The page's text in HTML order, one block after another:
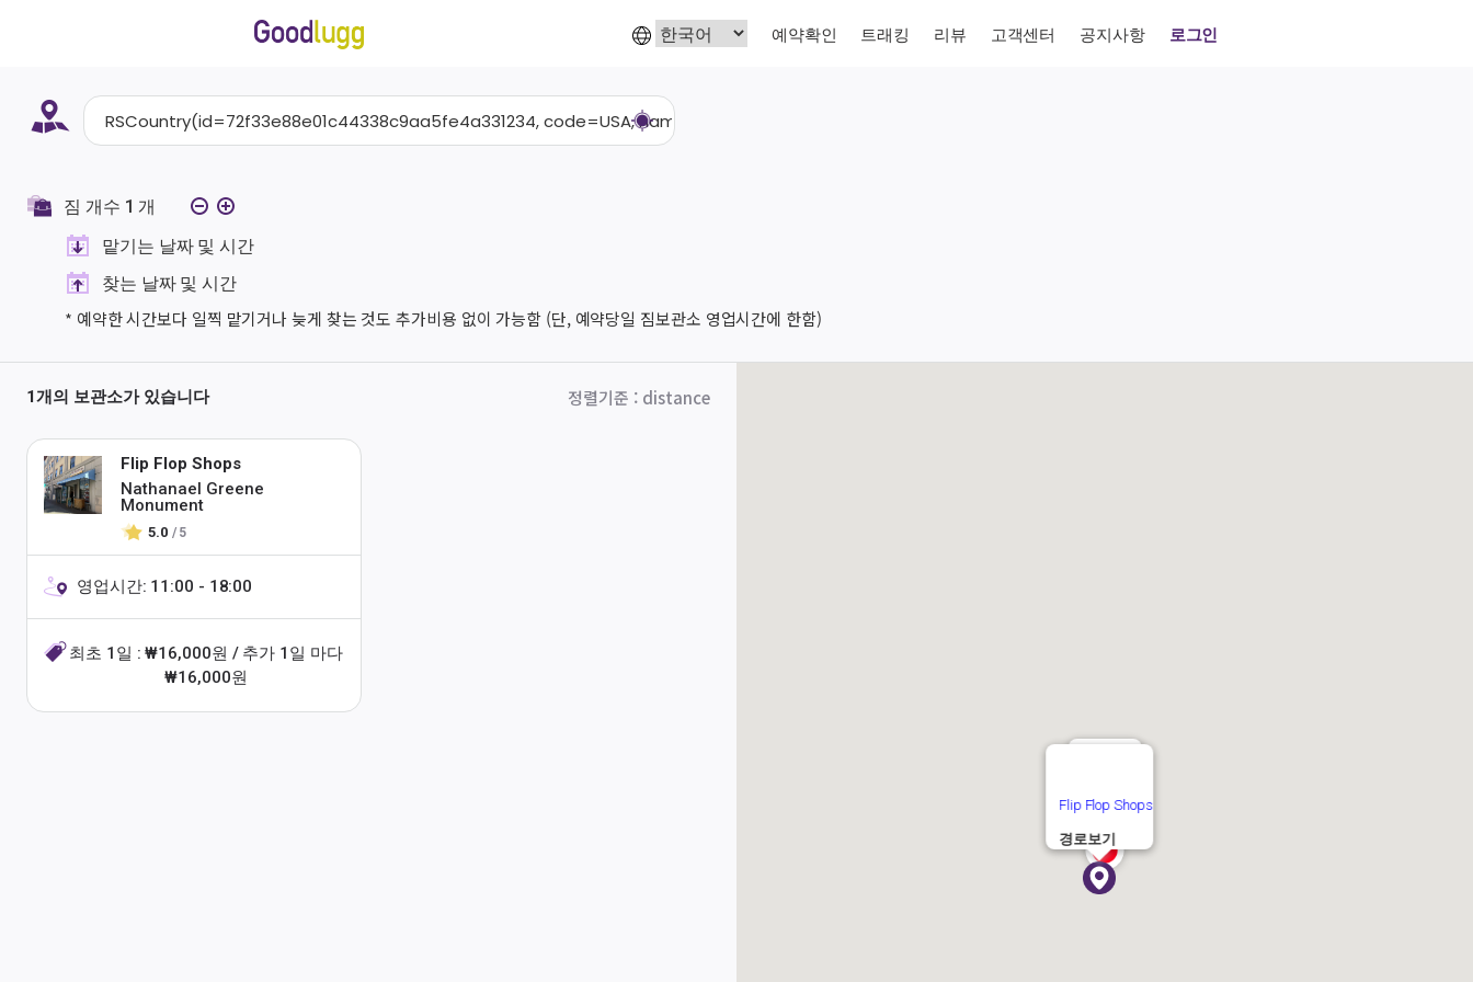
예약확인 트래킹 리뷰 고객센터 공지사항 로그인
짐 개수 1 개
맡기는 날짜 및 시간
찾는 날짜 및 시간
* 예약한 시간보다 일찍 맡기거나 늦게 찾는 것도 추가비용 없이 가능함 (단, 예약당일 짐보관소 영업시간에 한함)
1개의 보관소가 있습니다 정렬기준 : distance
Flip Flop Shops
Nathanael Greene
Monument
5.0 / 5
영업시간: 11:00 - 18:00
최초 1일 : ₩16,000원 / 추가 1일 마다
₩16,000원
현재 위치
Flip Flop Shops
경로보기